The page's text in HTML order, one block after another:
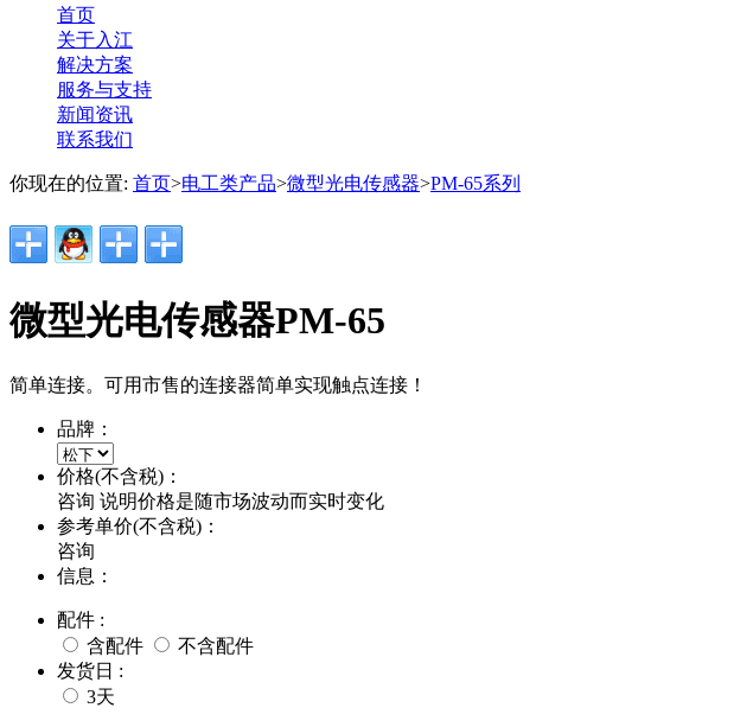
首页
关于入江
解决方案
服务与支持
新闻资讯
联系我们
你现在的位置: 首页>电工类产品>微型光电传感器>PM-65系列
微型光电传感器PM-65
简单连接。可用市售的连接器简单实现触点连接！
品牌：
价格(不含税)：
咨询 说明价格是随市场波动而实时变化
参考单价(不含税)：
咨询
信息：
配件 :
含配件
不含配件
发货日 :
3天